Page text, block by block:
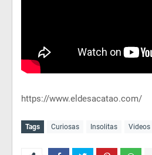
https://www.eldesacatao.com/
Tags Curiosas Insolitas Videos